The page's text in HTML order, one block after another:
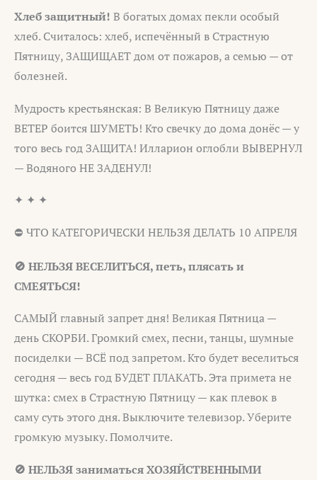
Хлеб защитный! В богатых домах пекли особый
хлеб. Считалось: хлеб, испечённый в Страстную
Пятницу, ЗАЩИЩАЕТ дом от пожаров, а семью — от
болезней.
Мудрость крестьянская: В Великую Пятницу даже
ВЕТЕР боится ШУМЕТЬ! Кто свечку до дома донёс — у
того весь год ЗАЩИТА! Илларион оглобли ВЫВЕРНУЛ
— Водяного НЕ ЗАДЕНУЛ!
✦ ✦ ✦
⛔ ЧТО КАТЕГОРИЧЕСКИ НЕЛЬЗЯ ДЕЛАТЬ 10 АПРЕЛЯ
🚫 НЕЛЬЗЯ ВЕСЕЛИТЬСЯ, петь, плясать и
СМЕЯТЬСЯ!
САМЫЙ главный запрет дня! Великая Пятница —
день СКОРБИ. Громкий смех, песни, танцы, шумные
посиделки — ВСЁ под запретом. Кто будет веселиться
сегодня — весь год БУДЕТ ПЛАКАТЬ. Эта примета не
шутка: смех в Страстную Пятницу — как плевок в
саму суть этого дня. Выключите телевизор. Уберите
громкую музыку. Помолчите.
🚫 НЕЛЬЗЯ заниматься ХОЗЯЙСТВЕННЫМИ